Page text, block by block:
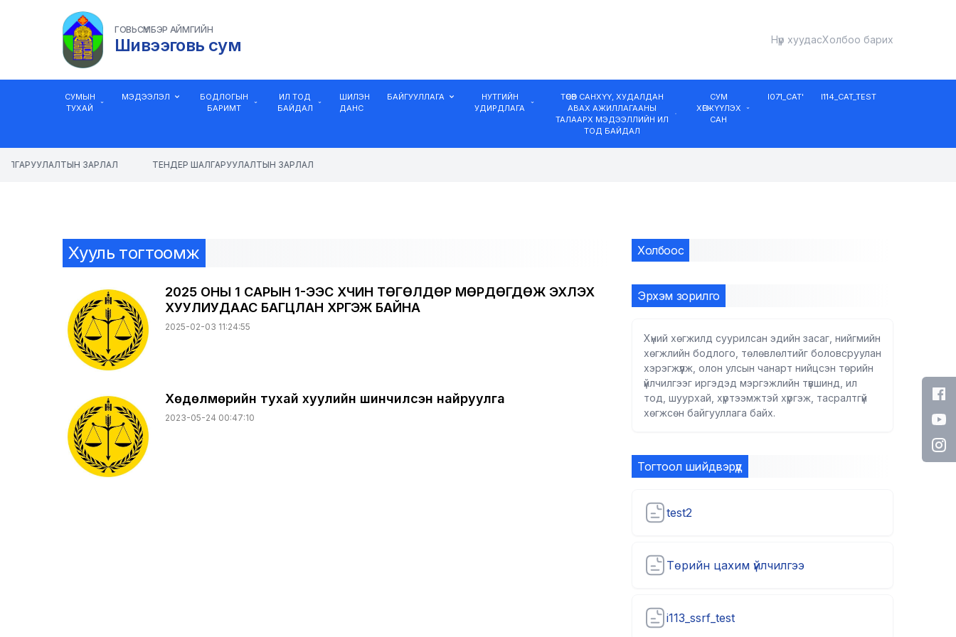
ГОВЬСҮМБЭР АЙМГИЙН
Шивээговь сум Нүүр хуудасХолбоо барих
СУМЫН
ТУХАЙ
МЭДЭЭЛЭЛ
БОДЛОГЫН
БАРИМТ
ИЛ ТОД
БАЙДАЛ
ШИЛЭН
ДАНС
БАЙГУУЛЛАГА
НУТГИЙН
УДИРДЛАГА
ТӨСӨВ САНХҮҮ, ХУДАЛДАН
АВАХ АЖИЛЛАГААНЫ
ТАЛААРХ МЭДЭЭЛЛИЙН ИЛ
ТОД БАЙДАЛ
СУМ
ХӨГЖҮҮЛЭХ
САН
I071_CAT' I114_CAT_TEST
ЗАРЛАЛ ТЕНДЕР ШАЛГАРУУЛАЛТЫН ЗАРЛАЛ
Хууль тогтоомж
2025 ОНЫ 1 САРЫН 1-ЭЭС ХҮЧИН ТӨГӨЛДӨР МӨРДӨГДӨЖ ЭХЛЭХ
ХУУЛИУДААС БАГЦЛАН ХҮРГЭЖ БАЙНА
2025-02-03 11:24:55
Хөдөлмөрийн тухай хуулийн шинчилсэн найруулга
2023-05-24 00:47:10
Холбоос
Эрхэм зорилго
Хүний хөгжилд суурилсан эдийн засаг, нийгмийн
хөгжлийн бодлого, төлөвлөлтийг боловсруулан
хэрэгжүүлж, олон улсын чанарт нийцсэн төрийн
үйлчилгээг иргэдэд мэргэжлийн түвшинд, ил
тод, шуурхай, хүртээмжтэй хүргэж, тасралтгүй
хөгжсөн байгууллага байх.
Тогтоол шийдвэрүүд
test2
Төрийн цахим үйлчилгээ
i113_ssrf_test